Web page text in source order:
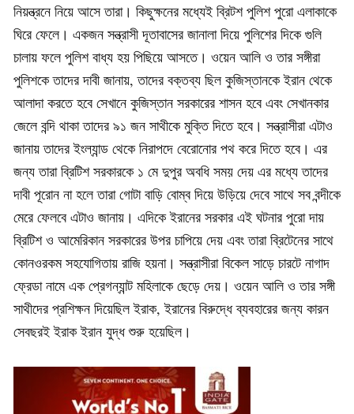
নিয়ন্ত্রনে নিয়ে আসে তারা। কিছুক্ষনের মধ্যেই ব্রিটশ পুলিশ পুরো এলাকাকে
ঘিরে ফেলে। একজন সন্ত্রাসী দূতাবাসের জানালা দিয়ে পুলিশের দিকে গুলি
চালায় ফলে পুলিশ বাধ্য হয় পিছিয়ে আসতে। ওয়েন আলি ও তার সঙ্গীরা
পুলিশকে তাদের দাবী জানায়, তাদের বক্তব্য ছিল কুজিস্তানকে ইরান থেকে
আলাদা করতে হবে সেখানে কুজিস্তান সরকারের শাসন হবে এবং সেখানকার
জেলে বন্দি থাকা তাদের ৯১ জন সাথীকে মুক্তি দিতে হবে। সন্ত্রাসীরা এটাও
জানায় তাদের ইংল্যান্ড থেকে নিরাপদে বেরোনোর পথ করে দিতে হবে। এর
জন্য তারা ব্রিটিশ সরকারকে ১ মে দুপুর অবধি সময় দেয় এর মধ্যে তাদের
দাবী পূরোন না হলে তারা গোটা বাড়ি বোম্ব দিয়ে উড়িয়ে দেবে সাথে সব বন্দীকে
মেরে ফেলবে এটাও জানায়। এদিকে ইরানের সরকার এই ঘটনার পুরো দায়
ব্রিটিশ ও আমেরিকান সরকারের উপর চাপিয়ে দেয় এবং তারা ব্রিটেনের সাথে
কোনওরকম সহযোগিতায় রাজি হয়না। সন্ত্রাসীরা বিকেল সাড়ে চারটে নাগাদ
ফ্রেডা নামে এক প্রেগন্যান্ট মহিলাকে ছেড়ে দেয়। ওয়েন আলি ও তার সঙ্গী
সাথীদের প্রশিক্ষন দিয়েছিল ইরাক, ইরানের বিরুদ্ধে ব্যবহারের জন্য কারন
সেবছরই ইরাক ইরান যুদ্ধ শুরু হয়েছিল।